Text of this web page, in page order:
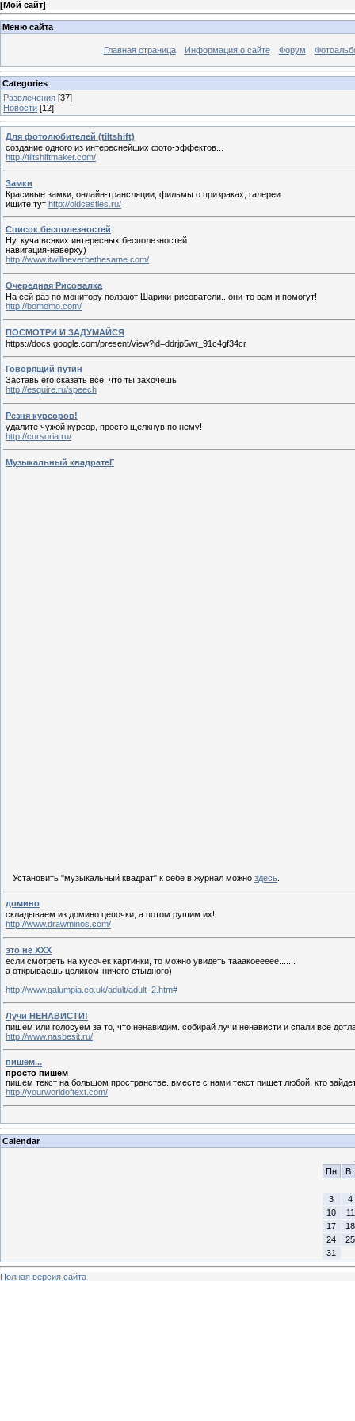
[Мой сайт]
Меню сайта
Главная страница Информация о сайте Форум
Categories
Развлечения [37]
Новости [12]
Для фотолюбителей (tiltshift)
создание одного из интереснейшиx фото-эффектов...
http://tiltshiftmaker.com/
Замки
Красивые замки, онлайн-трансляции, фильмы о призраках, галереи
ищите тут http://oldcastles.ru/
Список бесполезностей
Ну, куча всяких интересных бесполезностей
навигация-наверху)
http://www.itwillneverbethesame.com/
Очередная Рисовалка
На сей раз по монитору ползают Шарики-рисователи.. они-то вам и помогут!
http://bomomo.com/
ПОСМОТРИ И ЗАДУМАЙСЯ
https://docs.google.com/present/view?id=ddrjp5wr_91c4gf34cr
Говорящий путин
Заставь его сказать всё, что ты захочешь
http://esquire.ru/speech
Резня курсоров!
удалите чужой курсор, просто щелкнув по нему!
http://cursoria.ru/
Музыкальный квадратеГ
Установить "музыкальный квадрат" к себе в журнал можно здесь
домино
складываем из домино цепочки, а потом рушим их!
http://www.drawminos.com/
это не ХХХ
если смотреть на кусочек картинки, то можно увидеть тааакоеееее.......
а открываешь целиком-ничего стыдного)
http://www.galumpia.co.uk/adult/adult_2.htm#
Лучи НЕНАВИСТИ!
пишем или голосуем за то, что ненавидим. собирай лучи ненависти и спали все
http://www.nasbesit.ru/
пишем...
просто пишем
пишем текст на большом пространстве. вместе с нами текст пишет любой, кто
http://yourworldoftext.com/
Calendar
Пн
Вт
3
4
10
11
17
18
24
25
31
Полная версия сайта